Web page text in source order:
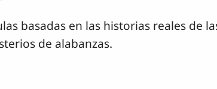
basadas en las historias reales de
de alabanzas.